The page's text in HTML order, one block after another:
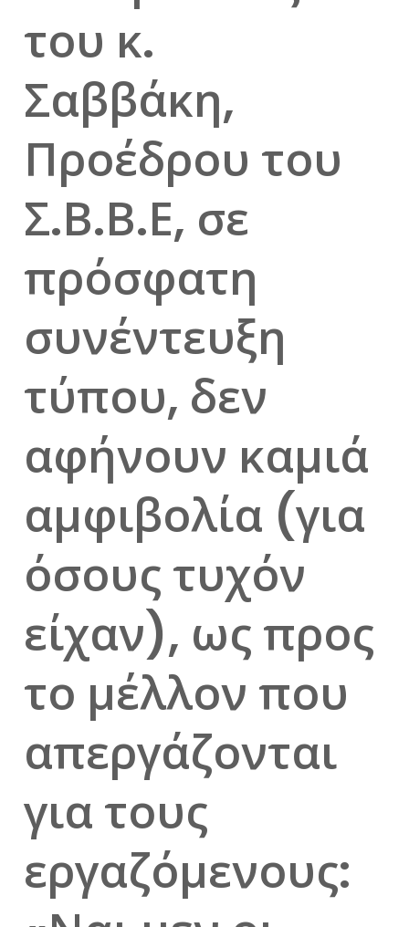
του κ.
Σαββάκη,
Προέδρου του
Σ.Β.Β.Ε, σε
πρόσφατη
συνέντευξη
τύπου, δεν
αφήνουν καμιά
αμφιβολία (για
όσους τυχόν
είχαν), ως προς
το μέλλον που
απεργάζονται
για τους
εργαζόμενους: